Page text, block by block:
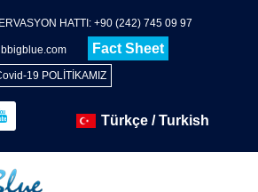
HATTI: +90 (242) 745 09 97
Fact Sheet
19 POLİTİKAMIZ